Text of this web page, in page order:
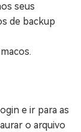
seus
de backup
e ir para as
o arquivo